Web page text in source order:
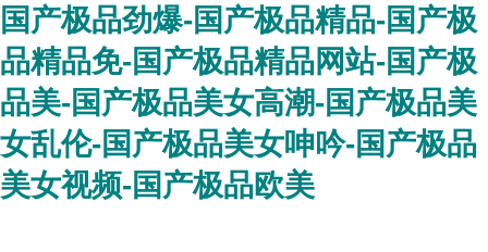
国产极品劲爆-国产极品精品-国产极
品精品免-国产极品精品网站-国产极
品美-国产极品美女高潮-国产极品美
女乱伦-国产极品美女呻吟-国产极品
美女视频-国产极品欧美